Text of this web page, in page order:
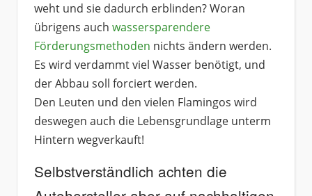
weht und sie dadurch erblinden? Woran
übrigens auch wassersparendere
Förderungsmethoden nichts ändern werden.
Es wird verdammt viel Wasser benötigt, und
der Abbau soll forciert werden.
Den Leuten und den vielen Flamingos wird
deswegen auch die Lebensgrundlage unterm
Hintern wegverkauft!
Selbstverständlich achten die